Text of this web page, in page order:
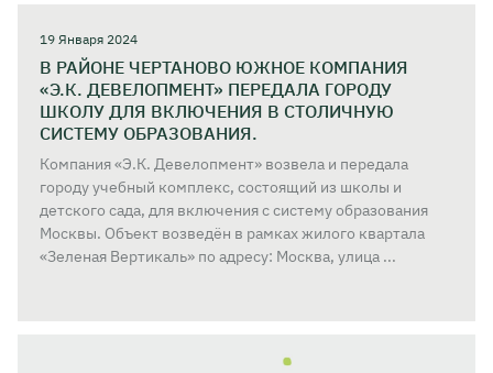
19 Января 2024
В РАЙОНЕ ЧЕРТАНОВО ЮЖНОЕ КОМПАНИЯ
«Э.К. ДЕВЕЛОПМЕНТ» ПЕРЕДАЛА ГОРОДУ
ШКОЛУ ДЛЯ ВКЛЮЧЕНИЯ В СТОЛИЧНУЮ
СИСТЕМУ ОБРАЗОВАНИЯ.
Компания «Э.К. Девелопмент» возвела и передала
городу учебный комплекс, состоящий из школы и
детского сада, для включения с систему образования
Москвы. Объект возведён в рамках жилого квартала
«Зеленая Вертикаль» по адресу: Москва, улица ...